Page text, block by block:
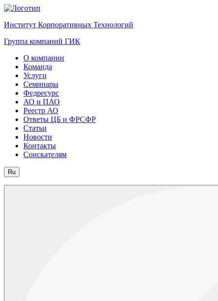
Институт Корпоративных Технологий
Группа компаний ГИК
О компании
Команда
Услуги
Семинары
Федресурс
АО и ПАО
Реестр АО
Ответы ЦБ и ФРСФР
Статьи
Новости
Контакты
Соискателям
Ru